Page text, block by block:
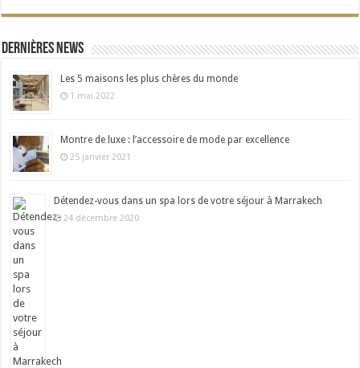
Dernières news
Les 5 maisons les plus chères du monde
1 mai 2022
Montre de luxe : l’accessoire de mode par excellence
25 janvier 2021
Détendez-vous dans un spa lors de votre séjour à Marrakech
24 décembre 2020